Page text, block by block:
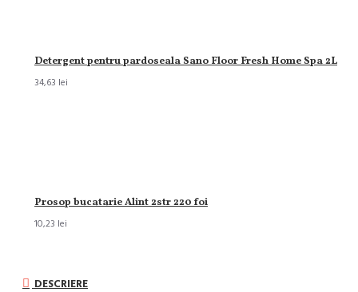
Detergent pentru pardoseala Sano Floor Fresh Home Spa 2L
34,63 lei
Prosop bucatarie Alint 2str 220 foi
10,23 lei
DESCRIERE